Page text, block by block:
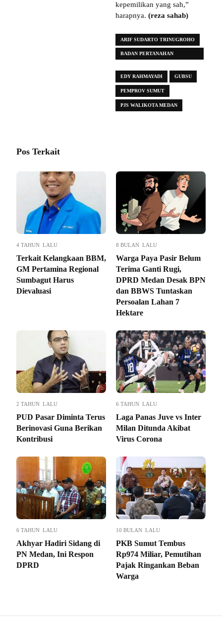
kepemilikan yang sah,”
harapnya. (reza sahab)
ARIF SUDARTO TRINUGROHO
BADAN PERTANAHAN
EDY RAHMAYADI
GUBSU
PEMPROV SUMUT
PJS WALIKOTA MEDAN
Pos Terkait
4 TAHUN LALU
Terkait Kelangkaan BBM,
GM Pertamina Regional
Sumbagut Harus
Dievaluasi
8 BULAN LALU
Warga Paya Pasir Belum
Terima Ganti Rugi,
DPRD Medan Desak BPN
dan BBWS Tuntaskan
Persoalan Lahan 7
Hektare
2 TAHUN LALU
PUD Pasar Diminta Terus
Berinovasi Guna Berikan
Kontribusi
6 TAHUN LALU
Laga Panas Juve vs Inter
Milan Ditunda Akibat
Virus Corona
6 TAHUN LALU
Akhyar Hadiri Sidang di
PN Medan, Ini Respon
DPRD
10 BULAN LALU
PKB Sumut Tembus
Rp974 Miliar, Pemutihan
Pajak Ringankan Beban
Warga